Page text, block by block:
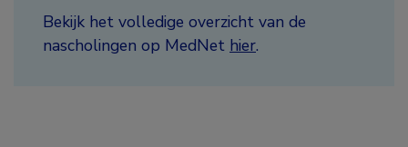
Bekijk het volledige overzicht van de
nascholingen op MedNet hier.